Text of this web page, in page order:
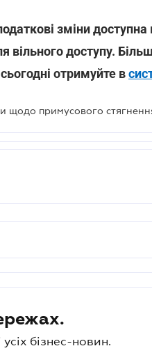
зміни
вільного доступу.
отримуйте в
щодо примусового
бізнес-новин.